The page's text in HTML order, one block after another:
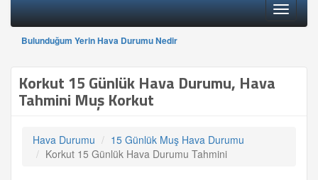
Toggle
Bulunduğum Yerin Hava Durumu Nedir
Korkut 15 Günlük Hava Durumu, Hava
Tahmini Muş Korkut
Hava Durumu
15 Günlük Muş Hava Durumu
Korkut 15 Günlük Hava Durumu Tahmini